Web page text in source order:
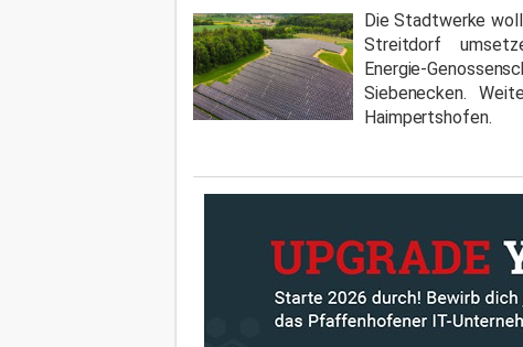
Die Stadtwerke
Streitdorf
Energie-
Siebenecken.
Haimpertshofen.